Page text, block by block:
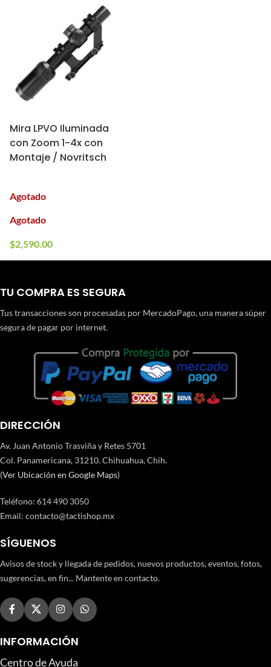
Mira LPVO Iluminada
con Zoom 1-4x con
Montaje / Novritsch
Agotado
Agotado
$2,590.00
TU COMPRA ES SEGURA
Tus transacciones son procesadas por MercadoPago, una manera súper
segura de pagar por internet.
DIRECCIÓN
Av. Juan Antonio Trasviña y Retes 5701
Col. Panamericana, 31210. Chihuahua, Chih.
(Ver Ubicación en Google Maps)
Teléfono: 614 490 3050
Email: contacto@tactishop.mx
SÍGUENOS
Avisos de stock y llegada de pedidos, nuevos productos, eventos, fotos,
sugerencias, en fin... Mantente en contacto.
INFORMACIÓN
Centro de Ayuda